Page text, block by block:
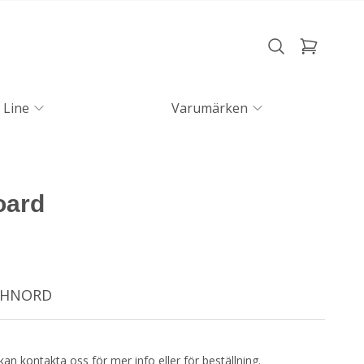
Line Varumärken
kontakta oss för mer info eller för beställning.